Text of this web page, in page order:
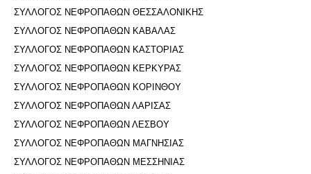
ΣΥΛΛΟΓΟΣ ΝΕΦΡΟΠΑΘΩΝ ΘΕΣΣΑΛΟΝΙΚΗΣ
ΣΥΛΛΟΓΟΣ ΝΕΦΡΟΠΑΘΩΝ ΚΑΒΑΛΑΣ
ΣΥΛΛΟΓΟΣ ΝΕΦΡΟΠΑΘΩΝ ΚΑΣΤΟΡΙΑΣ
ΣΥΛΛΟΓΟΣ ΝΕΦΡΟΠΑΘΩΝ ΚΕΡΚΥΡΑΣ
ΣΥΛΛΟΓΟΣ ΝΕΦΡΟΠΑΘΩΝ ΚΟΡΙΝΘΟΥ
ΣΥΛΛΟΓΟΣ ΝΕΦΡΟΠΑΘΩΝ ΛΑΡΙΣΑΣ
ΣΥΛΛΟΓΟΣ ΝΕΦΡΟΠΑΘΩΝ ΛΕΣΒΟΥ
ΣΥΛΛΟΓΟΣ ΝΕΦΡΟΠΑΘΩΝ ΜΑΓΝΗΣΙΑΣ
ΣΥΛΛΟΓΟΣ ΝΕΦΡΟΠΑΘΩΝ ΜΕΣΣΗΝΙΑΣ